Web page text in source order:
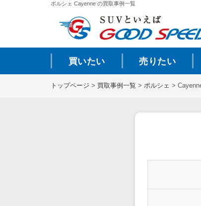
ポルシェ Cayenne の買取事例一覧
買いたい 売りたい
トップページ > 買取事例一覧 > ポルシェ >